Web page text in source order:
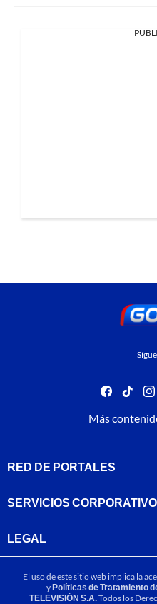
facebook
tiktok
Más
RED DE PORTALES
SERVICIOS
LEGAL
El uso de este sitio web implica la
yPolíticas de Tratamiento
TELEVISIÓN S.A.Todos los